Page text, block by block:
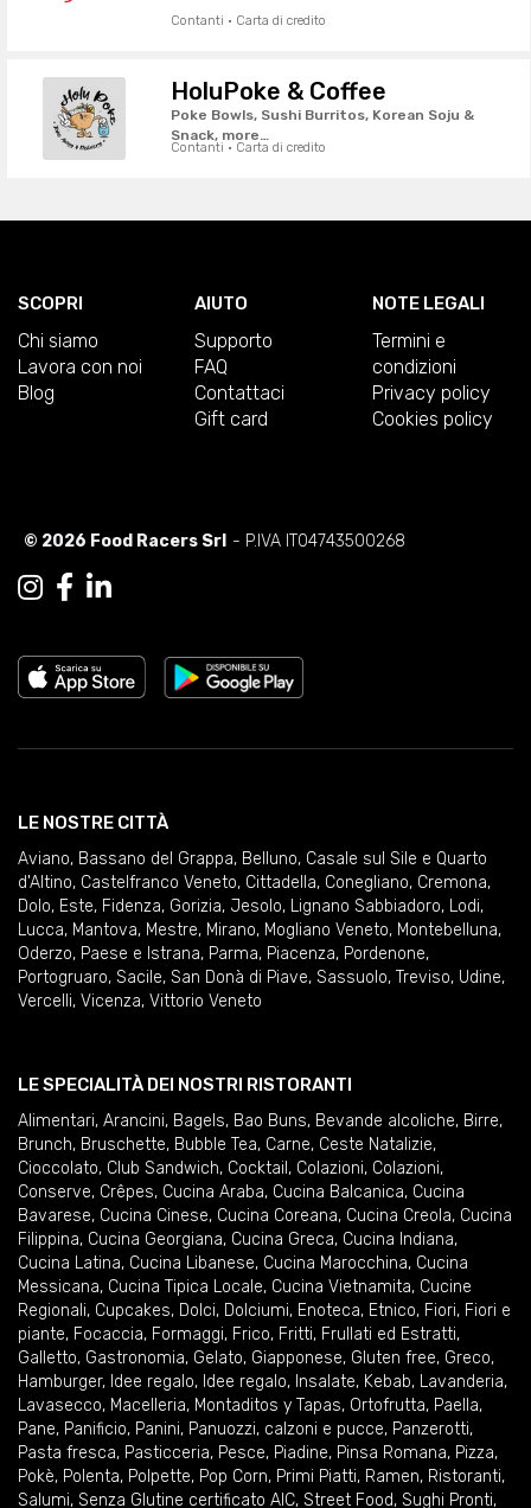
Contanti · Carta di credito
HoluPoke & Coffee
Poke Bowls, Sushi Burritos, Korean Soju &
Snack, more…
Contanti · Carta di credito
SCOPRI
Chi siamo
Lavora con noi
Blog
AIUTO
Supporto
FAQ
Contattaci
Gift card
NOTE LEGALI
Termini e
condizioni
Privacy policy
Cookies policy
© 2026 Food Racers Srl - P.IVA IT04743500268
LE NOSTRE CITTÀ
Aviano, Bassano del Grappa, Belluno, Casale sul Sile e Quarto
d'Altino, Castelfranco Veneto, Cittadella, Conegliano, Cremona,
Dolo, Este, Fidenza, Gorizia, Jesolo, Lignano Sabbiadoro, Lodi,
Lucca, Mantova, Mestre, Mirano, Mogliano Veneto, Montebelluna,
Oderzo, Paese e Istrana, Parma, Piacenza, Pordenone,
Portogruaro, Sacile, San Donà di Piave, Sassuolo, Treviso, Udine,
Vercelli, Vicenza, Vittorio Veneto
LE SPECIALITÀ DEI NOSTRI RISTORANTI
Alimentari, Arancini, Bagels, Bao Buns, Bevande alcoliche, Birre,
Brunch, Bruschette, Bubble Tea, Carne, Ceste Natalizie,
Cioccolato, Club Sandwich, Cocktail , Colazioni, Colazioni,
Conserve, Crêpes, Cucina Araba, Cucina Balcanica, Cucina
Bavarese, Cucina Cinese, Cucina Coreana, Cucina Creola, Cucina
Filippina, Cucina Georgiana, Cucina Greca, Cucina Indiana,
Cucina Latina, Cucina Libanese, Cucina Marocchina, Cucina
Messicana, Cucina Tipica Locale, Cucina Vietnamita, Cucine
Regionali, Cupcakes, Dolci, Dolciumi, Enoteca, Etnico, Fiori, Fiori e
piante, Focaccia, Formaggi, Frico, Fritti, Frullati ed Estratti,
Galletto, Gastronomia, Gelato, Giapponese, Gluten free, Greco,
Hamburger, Idee regalo, Idee regalo, Insalate, Kebab, Lavanderia,
Lavasecco, Macelleria, Montaditos y Tapas, Ortofrutta, Paella,
Pane, Panificio, Panini, Panuozzi, calzoni e pucce, Panzerotti,
Pasta fresca, Pasticceria, Pesce, Piadine, Pinsa Romana, Pizza,
Pokè, Polenta, Polpette, Pop Corn, Primi Piatti, Ramen, Ristoranti,
Salumi, Senza Glutine certificato AIC, Street Food, Sughi Pronti,